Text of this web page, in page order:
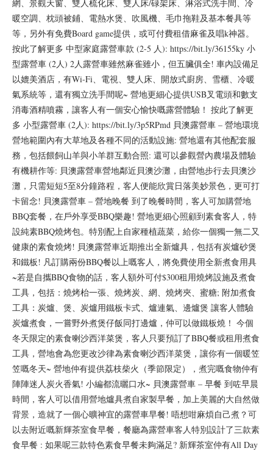
網、景觀天窗、雙人梳化床、雙人床/碌架床、淋浴式洗手間、冷
暖空調、枕頭被鋪、電熱水煲、吹風機、毛巾拖鞋及基本餐具等
等，另外有免費Board game提供，或可付費租借麻雀及唱k神器。
按此了解更多 中型家庭露營車款 (2-5 人): https://bit.ly/36155ky 小
型露營車 (2人) 2人露營車雖然麻雀雖小，但五臟俱全! 車內設備足
以媲美酒店，有Wi-Fi、電視、雙人床、開放式廚房、雪櫃、冷暖
氣系統等，還有獨立洗手間呢~ 營地更細心提供USB叉電頭和數支
消毒酒精噴霧，讓客人有一個安心愉快嘅露營體驗！ 按此了解更
多 小型露營車 (2人): https://bit.ly/3p5RPmd 貝澳露營車 – 營地環境
營地範圍內有大草地及各種不同的活動設施: 營地還有其他配套服
務，包括餵飼山羊與小羊群互動合照: 還可以參觀營內農場及體驗
有機耕作等: 貝澳露營車營地鄰近貝澳沙灘，由營地步行去貝澳沙
灘，只需短短5至8分鐘路程，客人便能欣賞日落美妙景色，更可打
卡留念! 貝澳露營車 – 營地晚餐 到了晚餐時間，客人可加購營地
BBQ套餐，在戶外享受BBQ樂趣! 營地更細心照顧到素食客人，特
設純素BBQ燒烤包。特別配上自家種植蔬菜，給你一個獨一無二又
健康的素食燒烤! 貝澳露營車近期推出全新爐具，包括有炭爐砂煲
和鐵板! 凡訂購兩份BBQ餐以上嘅客人，將免費使用全新煮食用具
~若是自攜BBQ食物的話，客人額外可付$300租用燒烤設施及煮食
工具，包括：燒烤枱一張、燒烤炭、網、燒烤夾、蜜糖; 附加煮食
工具：炭爐、煲、炭爐用鐵板卡式、爐連氣、邊爐煲 讓客人體驗
炭爐煮食，一嘗野外煮煲仔飯同打邊爐，仲可以做鐵板燒！ 今個
冬天限定的素食喇沙西洋菜煲，客人只要預訂了BBQ餐或租用煮食
工具，營地會為您更改沙律為素食喇沙西洋菜煲，讓你有一個暖笠
笠嘅冬天~ 營地仲有提供荔枝柴火（季節限定），煮完嘅食物仲有
陣陣迷人炭火香氣! 小編都流曬口水~ 貝澳露營車 – 早餐 到咗早晨
時間，客人可以借用營地爐具煮自家製早餐，加上美麗的大自然做
背景，造就了一個心曠神宜的露營車早餐! 唔想咁麻煩自己煮？可
以去附近嘅新輝茶室食早餐，餐廳為露營車客人特別設計了三款素
食早餐 : 如果呢三款特色素食早餐未夠滿足? 新輝茶室仲有All Day